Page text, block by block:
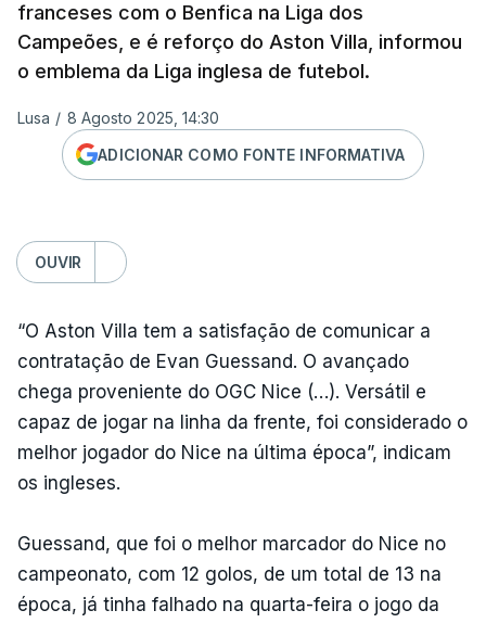
franceses com o Benfica na Liga dos
Campeões, e é reforço do Aston Villa, informou
o emblema da Liga inglesa de futebol.
Lusa / 8 Agosto 2025, 14:30
ADICIONAR COMO FONTE INFORMATIVA
OUVIR
“O Aston Villa tem a satisfação de comunicar a
contratação de Evan Guessand. O avançado
chega proveniente do OGC Nice (…). Versátil e
capaz de jogar na linha da frente, foi considerado o
melhor jogador do Nice na última época”, indicam
os ingleses.
Guessand, que foi o melhor marcador do Nice no
campeonato, com 12 golos, de um total de 13 na
época, já tinha falhado na quarta-feira o jogo da